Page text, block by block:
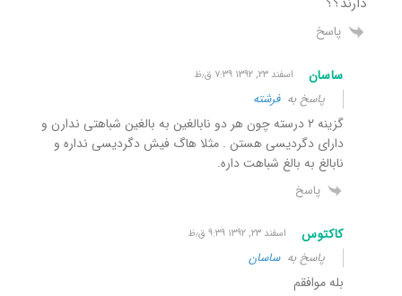
پاسخ
ساسان اسفند ۲۳, ۱۳۹۲ ۷:۳۹ ق٫ظ
پاسخ بهفرشته
گزینه ۲ درسته چون هر دو نابالغین به بالغین شباهتی ندارن و
دارای دگردیسی هستن . مثلا هاگ فیش دگردیسی نداره و
نابالغ به بالغ شباهت داره.
پاسخ
کاکتوس اسفند ۲۳, ۱۳۹۲ ۹:۳۹ ق٫ظ
پاسخ بهساسان
بله موافقم